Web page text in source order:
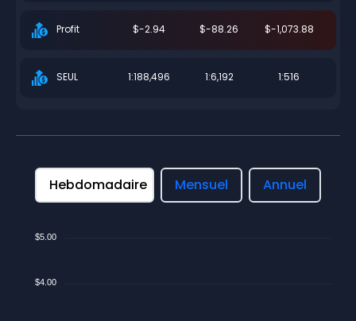
Profit $-2.94 $-88.26 $-1,073.88
SEUL 1:188,496 1:6,192 1:516
Hebdomadaire Mensuel Annuel
$5.00
$4.00